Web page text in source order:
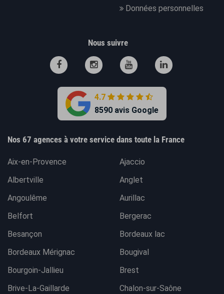
Données personnelles
Nous suivre
4.7
8590 avis Google
Nos 67 agences à votre service dans toute la France
Aix-en-Provence
Ajaccio
Albertville
Anglet
Angoulême
Aurillac
Belfort
Bergerac
Besançon
Bordeaux lac
Bordeaux Mérignac
Bougival
Bourgoin-Jallieu
Brest
Brive-La-Gaillarde
Chalon-sur-Saône